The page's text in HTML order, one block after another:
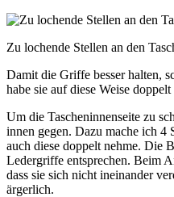
Zu lochende Stellen an den
Damit die Griffe besser halten,
habe sie auf diese Weise
Um die Tascheninnenseite zu
innen gegen. Dazu mache ich 4
auch diese doppelt nehme. Die
Ledergriffe entsprechen. Beim
dass sie sich nicht ineinander
ärgerlich.